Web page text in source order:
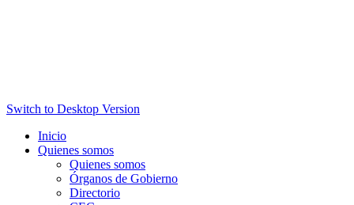
Switch to Desktop Version
Inicio
Quienes somos
Quienes somos
Órganos de Gobierno
Directorio